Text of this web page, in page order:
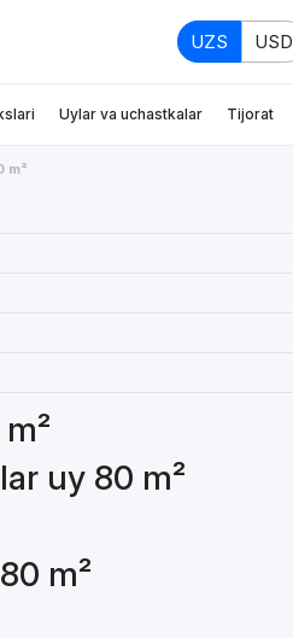
UZS USD
Uylar va uchastkalar Tijorat
m²
uy 80 m²
m²